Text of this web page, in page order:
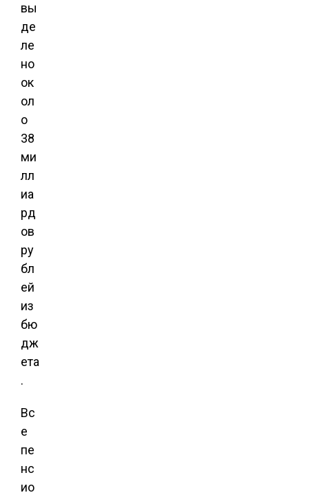
вы
де
ле
но
ок
ол
о
38
ми
лл
иа
рд
ов
ру
бл
ей
из
бю
дж
ета
.
Вс
е
пе
нс
ио